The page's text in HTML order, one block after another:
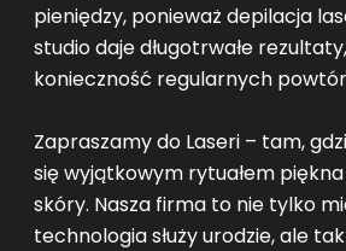
pieniędzy, ponieważ depilacja
studio daje długotrwałe
konieczność regularnych
Zapraszamy do Laseri – tam,
się wyjątkowym rytuałem
skóry. Nasza firma to nie tylko
technologia służy urodzie, ale